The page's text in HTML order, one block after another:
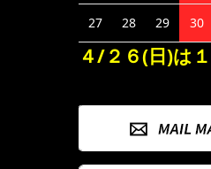
27 28 29 30
４/２６(日)は